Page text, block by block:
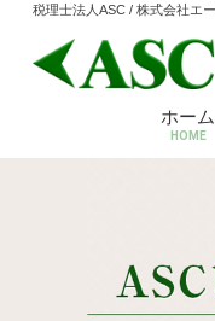
税理士法人ASC / 株式会社エ
ホーム
HOME